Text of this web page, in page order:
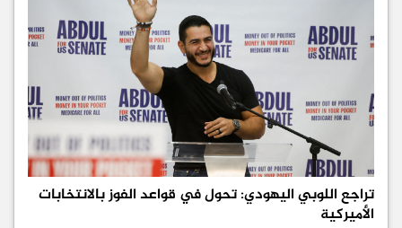
تراجع اللوبي اليهودي: تحول في قواعد الفوز بالانتخابات
الأميركية